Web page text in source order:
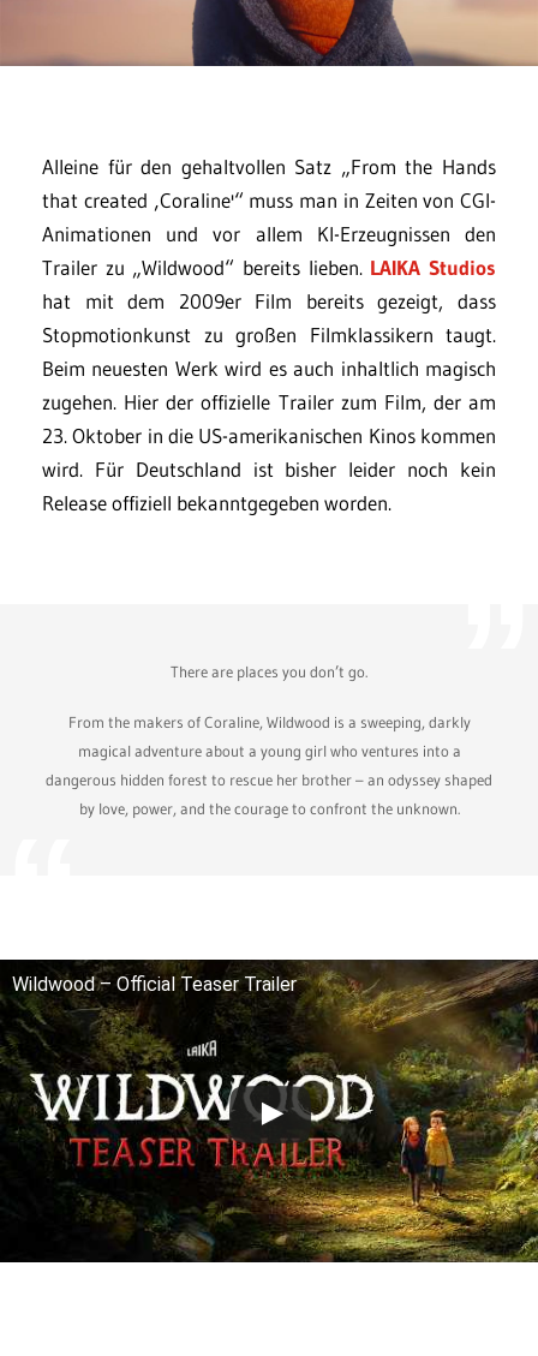
Alleine für den gehaltvollen Satz „From the Hands
that created ‚Coraline'“ muss man in Zeiten von CGI-
Animationen und vor allem KI-Erzeugnissen den
Trailer zu „Wildwood“ bereits lieben. LAIKA Studios
hat mit dem 2009er Film bereits gezeigt, dass
Stopmotionkunst zu großen Filmklassikern taugt.
Beim neuesten Werk wird es auch inhaltlich magisch
zugehen. Hier der offizielle Trailer zum Film, der am
23. Oktober in die US-amerikanischen Kinos kommen
wird. Für Deutschland ist bisher leider noch kein
Release offiziell bekanntgegeben worden.
There are places you don’t go.
From the makers of Coraline, Wildwood is a sweeping, darkly
magical adventure about a young girl who ventures into a
dangerous hidden forest to rescue her brother – an odyssey shaped
by love, power, and the courage to confront the unknown.
Wildwood – Official Teaser Trailer